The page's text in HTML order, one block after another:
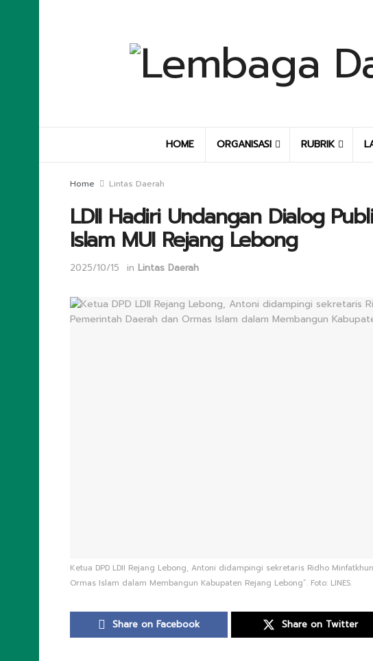
HOME ORGANISASI RUBRIK
Home Lintas Daerah
LDII Hadiri Undangan Dialog
Islam MUI Rejang Lebong
2025/10/15 in Lintas Daerah
Ketua DPD LDII Rejang Lebong, Antoni didampingi sekretaris Ridho
Ormas Islam dalam Membangun Kabupaten Rejang Lebong”. Foto: LINES.
Share on Facebook Share on Twitter